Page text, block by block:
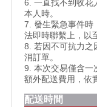
6. 一直找不到收花
本人時。
7. 發生緊急事件時
法即時聯繫上，以
8. 若因不可抗力之
消訂單。
9. 本次交易僅含一
額外配送費用，依
配送時間